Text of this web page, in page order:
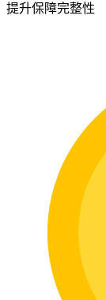
提升保障完整性